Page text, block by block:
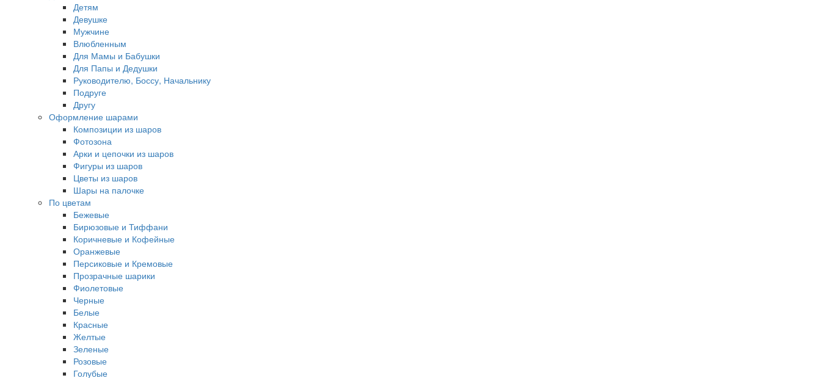
Детям
Девушке
Мужчине
Влюбленным
Для Мамы и Бабушки
Для Папы и Дедушки
Руководителю, Боссу, Начальнику
Подруге
Другу
Оформление шарами
Композиции из шаров
Фотозона
Арки и цепочки из шаров
Фигуры из шаров
Цветы из шаров
Шары на палочке
По цветам
Бежевые
Бирюзовые и Тиффани
Коричневые и Кофейные
Оранжевые
Персиковые и Кремовые
Прозрачные шарики
Фиолетовые
Черные
Белые
Красные
Желтые
Зеленые
Розовые
Голубые